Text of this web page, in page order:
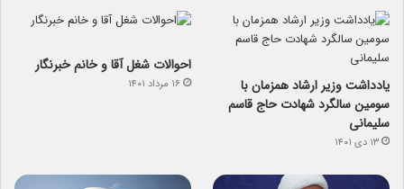
یادداشت وزیر ارشاد همزمان با
سومین سالگرد شهادت حاج قاسم
سلیمانی
۱۳ دی ۱۴۰۱
احوالات شغل آقا و خانم خبرنگار
۱۶ مرداد ۱۴۰۱